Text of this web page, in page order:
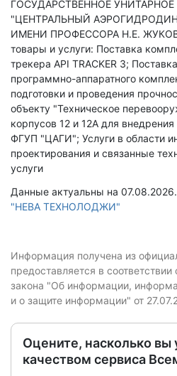
ГОСУДАРСТВЕННОЕ
"ЦЕНТРАЛЬНЫЙ
ИМЕНИ ПРОФЕССОРА Н.Е.
товары и услуги: Поставка
трекера API TRACKER 3;
программно-аппаратного
подготовки и проведения
объекту "Техническое
корпусов 12 и 12А для
ФГУП "ЦАГИ"; Услуги в области
проектирования и связанные
услуги
Данные актуальны на 07.08.2026.
"НЕВА ТЕХНОЛОДЖИ"
Информация получена из
предоставляется в
закона "Об информации,
и о защите информации" от
Оцените, насколько вы
качеством сервиса